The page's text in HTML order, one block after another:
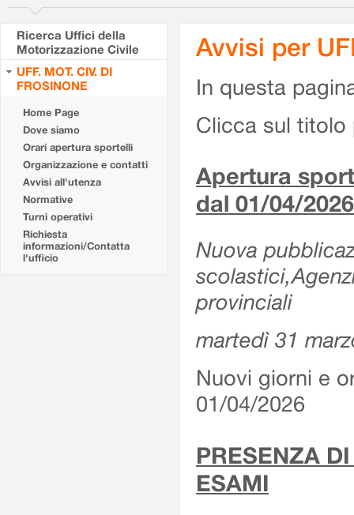
Ricerca Uffici della
Motorizzazione Civile
UFF. MOT. CIV. DI
FROSINONE
Home Page
Dove siamo
Orari apertura sportelli
Organizzazione e contatti
Avvisi all'utenza
Normative
Turni operativi
Richiesta
informazioni/Contatta
l'ufficio
Avvisi per
In questa
Clicca sul titolo
Apertura
dal 01/04/2026
Nuova
provinciali
martedì 31
Nuovi giorni e
01/04/2026
PRESENZA
ESAMI